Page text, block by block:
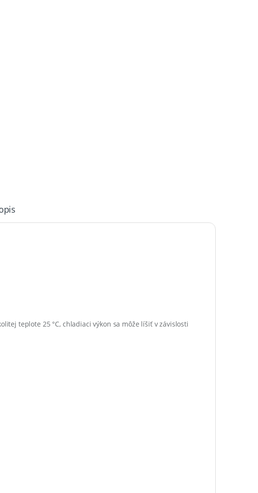
teplote 25 °C, chladiaci výkon sa môže líšiť v závislosti